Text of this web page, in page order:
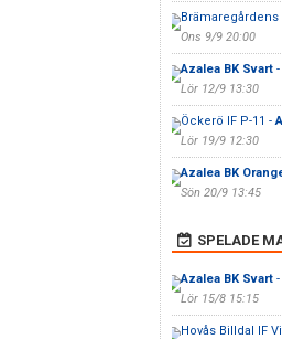
Brämaregårdens
Ons 9/9 20:00
Azalea BK Svart-
Lör 12/9 13:30
Öckerö IF P-11 -
Lör 19/9 12:30
Azalea BK
Sön 20/9 13:45
SPELADE
Azalea BK Svart-
Lör 15/8 15:15
Hovås Billdal IF